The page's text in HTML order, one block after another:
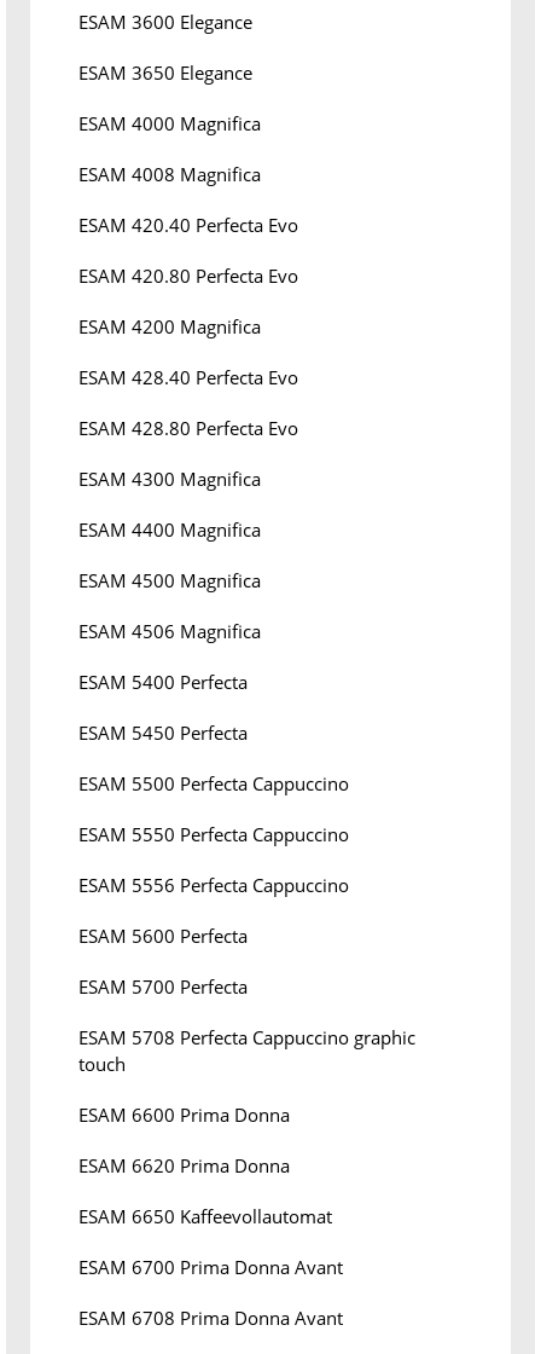
ESAM 3600 Elegance
ESAM 3650 Elegance
ESAM 4000 Magnifica
ESAM 4008 Magnifica
ESAM 420.40 Perfecta Evo
ESAM 420.80 Perfecta Evo
ESAM 4200 Magnifica
ESAM 428.40 Perfecta Evo
ESAM 428.80 Perfecta Evo
ESAM 4300 Magnifica
ESAM 4400 Magnifica
ESAM 4500 Magnifica
ESAM 4506 Magnifica
ESAM 5400 Perfecta
ESAM 5450 Perfecta
ESAM 5500 Perfecta Cappuccino
ESAM 5550 Perfecta Cappuccino
ESAM 5556 Perfecta Cappuccino
ESAM 5600 Perfecta
ESAM 5700 Perfecta
ESAM 5708 Perfecta Cappuccino graphic
touch
ESAM 6600 Prima Donna
ESAM 6620 Prima Donna
ESAM 6650 Kaffeevollautomat
ESAM 6700 Prima Donna Avant
ESAM 6708 Prima Donna Avant